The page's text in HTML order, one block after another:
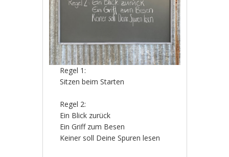
Regel 1:
Sitzen beim Starten
Regel 2:
Ein Blick zurück
Ein Griff zum Besen
Keiner soll Deine Spuren lesen